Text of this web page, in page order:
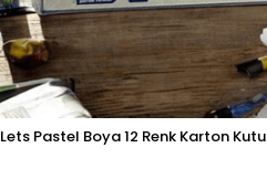
Lets Pastel Boya 12 Renk Karton Kutu